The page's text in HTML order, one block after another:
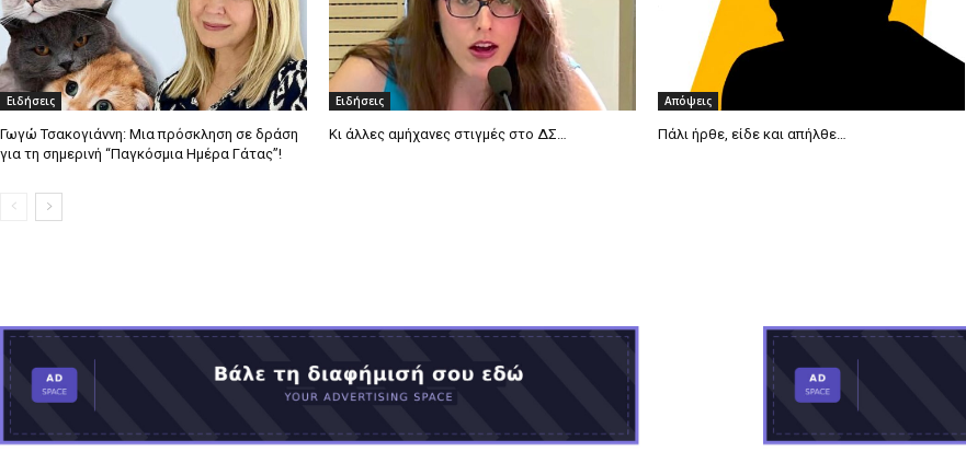
Ειδήσεις
Γωγώ Τσακογιάννη: Μια πρόσκληση σε δράση
για τη σημερινή “Παγκόσμια Ημέρα Γάτας”!
Ειδήσεις
Κι άλλες αμήχανες στιγμές στο ΔΣ…
Απόψεις
Πάλι ήρθε, είδε και απήλθε…